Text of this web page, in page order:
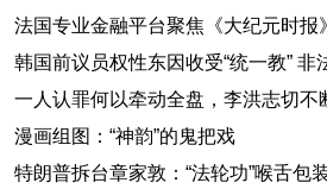
漫画组图：“神韵”的鬼把戏